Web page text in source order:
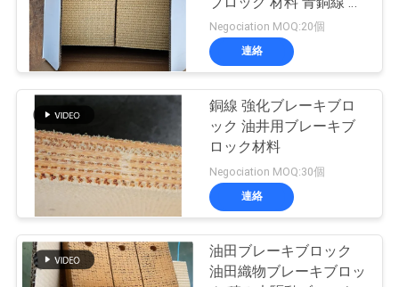
化
Negociation MOQ:20個
連絡
銅線 強化ブレーキブロ
ック 油井用ブレーキブ
ロック材料
Negociation MOQ:30個
連絡
油田ブレーキブロック
油田織物ブレーキブロッ